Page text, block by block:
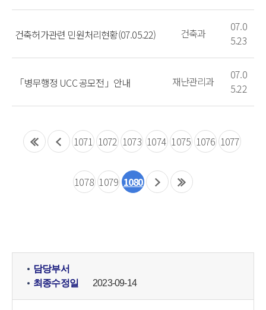
건축허가관련 민원처리현황(07.05.22) 건축과
07.0
5.23
「병무행정 UCC 공모전」안내 재난관리과
07.0
5.22
1071 1072 1073 1074 1075 1076 1077
1078 1079 1080
담당부서
최종수정일
2023-09-14